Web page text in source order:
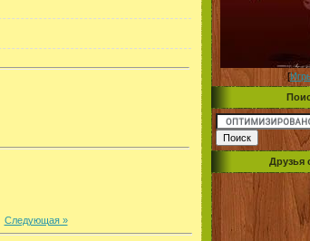
Следующая »
[
Друзья